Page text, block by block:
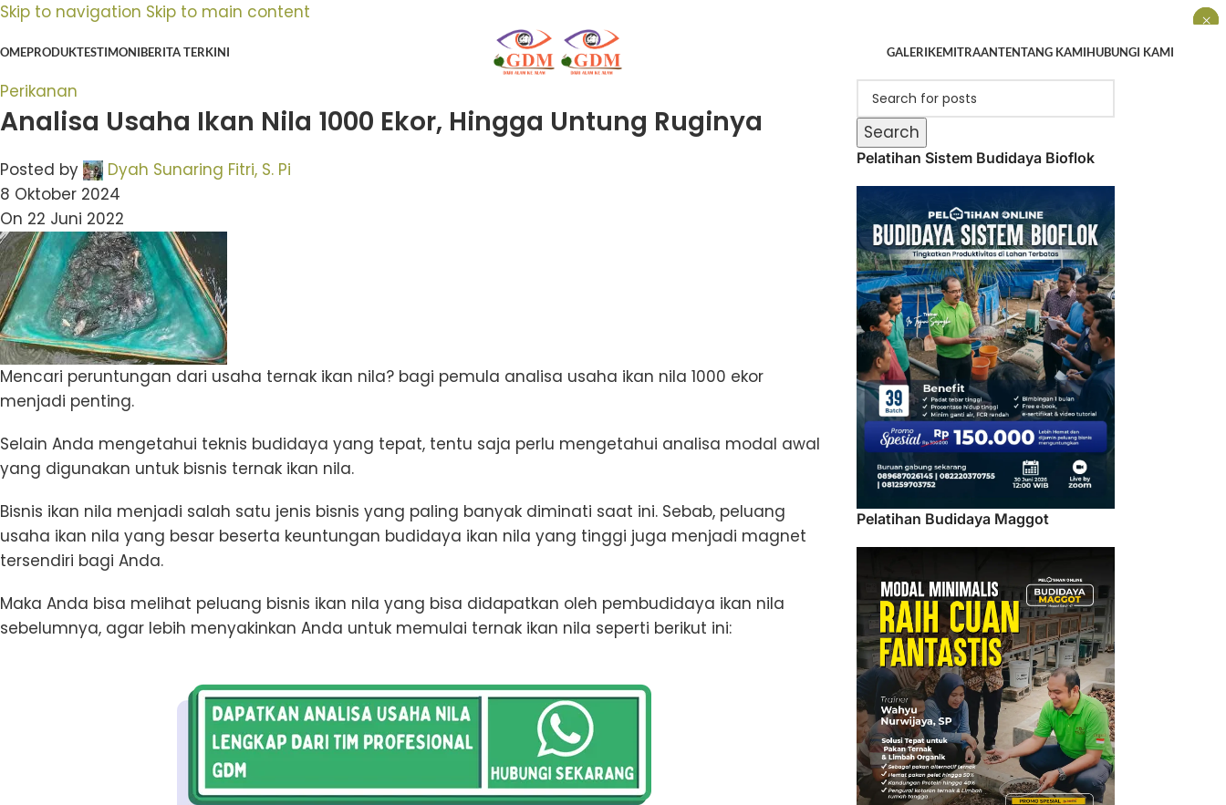
Skip to navigation Skip to main content
PRODUKTESTIMONIBERITA TERKINI GALERIKEMITRAANTENTANG KAMIHUBUNGI KAMI
Perikanan
Analisa Usaha Ikan Nila 1000 Ekor, Hingga Untung Ruginya
Posted by
Dyah Sunaring Fitri, S. Pi
8 Oktober 2024
On 22 Juni 2022
Mencari peruntungan dari usaha ternak ikan nila? bagi pemula analisa usaha ikan nila 1000 ekor
menjadi penting.
Selain Anda mengetahui teknis budidaya yang tepat, tentu saja perlu mengetahui analisa modal awal
yang digunakan untuk bisnis ternak ikan nila.
Bisnis ikan nila menjadi salah satu jenis bisnis yang paling banyak diminati saat ini. Sebab, peluang
usaha ikan nila yang besar beserta keuntungan budidaya ikan nila yang tinggi juga menjadi magnet
tersendiri bagi Anda.
Maka Anda bisa melihat peluang bisnis ikan nila yang bisa didapatkan oleh pembudidaya ikan nila
sebelumnya, agar lebih menyakinkan Anda untuk memulai ternak ikan nila seperti berikut ini:
Search
Pelatihan Sistem Budidaya Bioflok
Pelatihan Budidaya Maggot
×
×
×